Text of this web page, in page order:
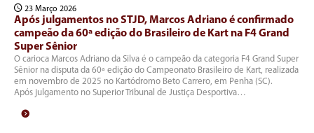
23 Março 2026
Após julgamentos no STJD, Marcos Adriano é confirmado
campeão da 60ª edição do Brasileiro de Kart na F4 Grand
Super Sênior
O carioca Marcos Adriano da Silva é o campeão da categoria F4 Grand Super
Sênior na disputa da 60ª edição do Campeonato Brasileiro de Kart, realizada
em novembro de 2025 no Kartódromo Beto Carrero, em Penha (SC).
Após julgamento no Superior Tribunal de Justiça Desportiva…